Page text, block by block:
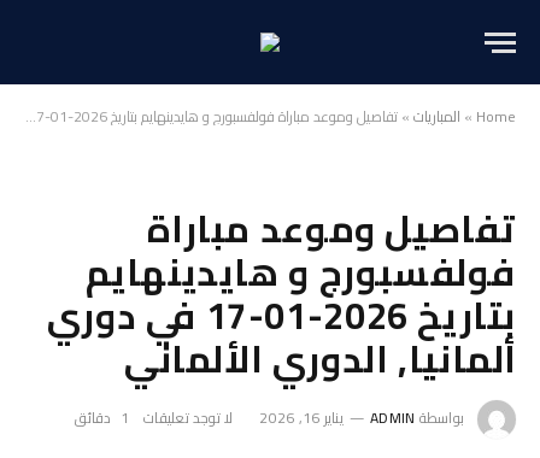
Home
» المباريات»تفاصيل وموعد مباراة فولفسبورج و هايدينهايم بتاريخ 2026-01-17 في دوري ألمانيا, الدوري الألماني
تفاصيل وموعد مباراة
فولفسبورج و هايدينهايم
بتاريخ 2026-01-17 في دوري
ألمانيا, الدوري الألماني
بواسطة ADMIN يناير 16, 2026 لا توجد تعليقات 1 دقائق